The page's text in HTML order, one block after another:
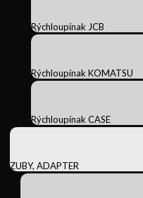
Rýchloupínak JCB
Rýchloupínak KOMATSU
Rýchloupínak CASE
ZUBY, ADAPTER